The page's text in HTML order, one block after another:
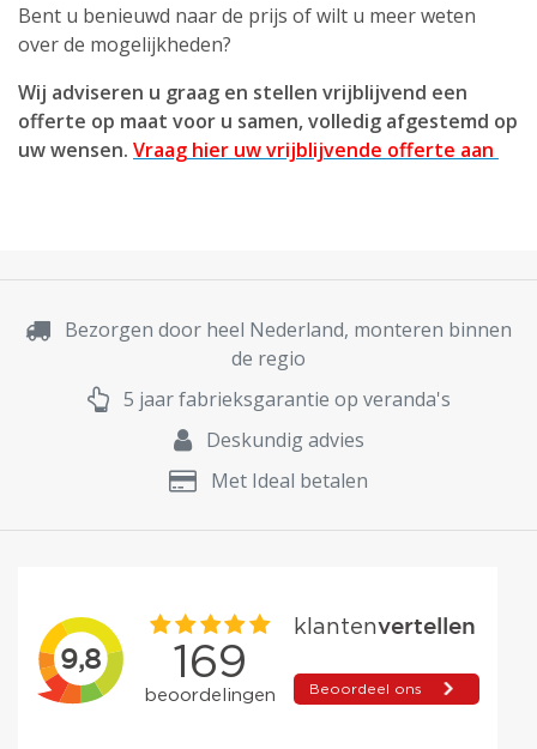
Bent u benieuwd naar de prijs of wilt u meer weten
over de mogelijkheden?
Wij adviseren u graag en stellen vrijblijvend een
offerte op maat voor u samen, volledig afgestemd op
uw wensen. Vraag hier uw vrijblijvende offerte aan
Bezorgen door heel Nederland, monteren binnen
de regio
5 jaar fabrieksgarantie op veranda's
Deskundig advies
Met Ideal betalen